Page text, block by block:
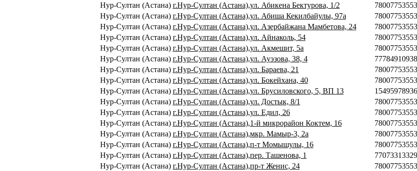
Нур-Султан (Астана) г.Нур-Султан (Астана),ул. Абикена Бектурова, 1/2
78007753553
Нур-Султан (Астана) г.Нур-Султан (Астана),ул. Абиша Кекилбайулы, 97а
78007753553
Нур-Султан (Астана) г.Нур-Султан (Астана),ул. Азербайжана Мамбетова, 24
78007753553
Нур-Султан (Астана) г.Нур-Султан (Астана),ул. Айнаколь, 54
78007753553
Нур-Султан (Астана) г.Нур-Султан (Астана),ул. Акмешит, 5а
78007753553
Нур-Султан (Астана) г.Нур-Султан (Астана),ул. Ауэзова, 38, 4
77784910938
Нур-Султан (Астана) г.Нур-Султан (Астана),ул. Бараева, 21
78007753553
Нур-Султан (Астана) г.Нур-Султан (Астана),ул. Бокейхана, 40
78007753553
Нур-Султан (Астана) г.Нур-Султан (Астана),ул. Брусиловского, 5, ВП 13
Нур-Султан (Астана) г.Нур-Султан (Астана),ул. Достык, 8/1
78007753553
Нур-Султан (Астана) г.Нур-Султан (Астана),ул. Едил, 26
78007753553
Нур-Султан (Астана) г.Нур-Султан (Астана),1-й микрорайон Коктем, 16
78007753553
Нур-Султан (Астана) г.Нур-Султан (Астана),мкр. Мамыр-3, 2а
78007753553
Нур-Султан (Астана) г.Нур-Султан (Астана),п-т Момышулы, 16
78007753553
Нур-Султан (Астана) г.Нур-Султан (Астана),пер. Ташенова, 1
77073313329
Нур-Султан (Астана) г.Нур-Султан (Астана),пр-т Женис, 24
78007753553